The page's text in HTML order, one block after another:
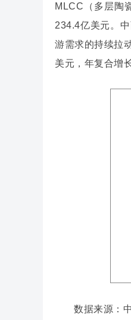
MLCC（多层陶
234.4亿美元。
游需求的持续拉
美元，年复合增
数据来源：